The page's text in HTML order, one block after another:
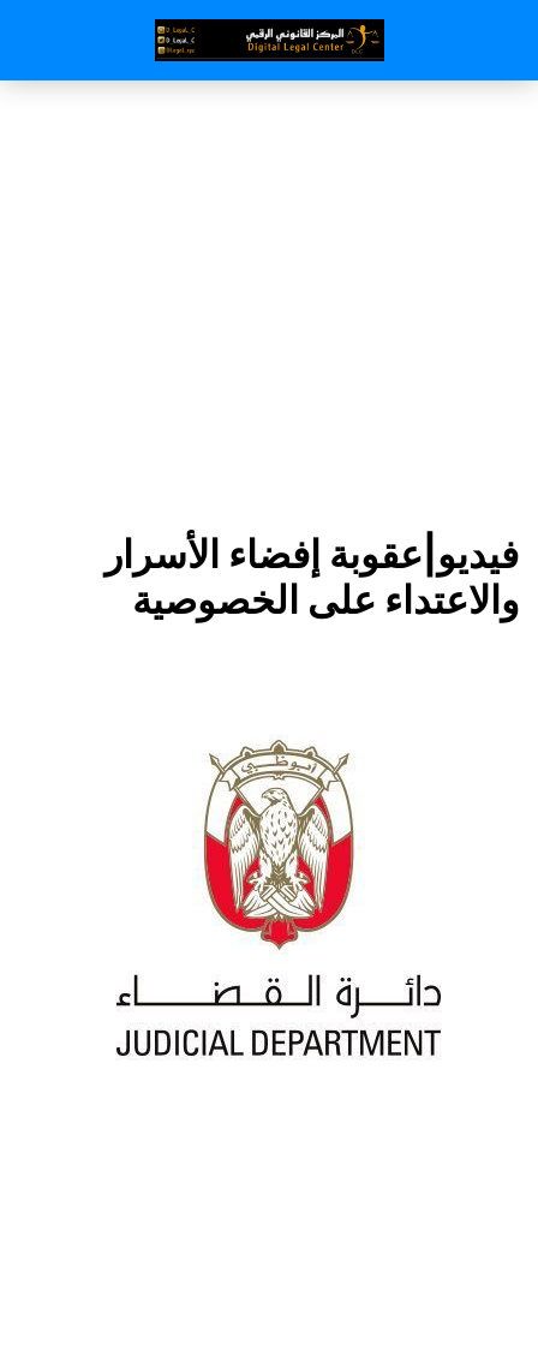
فيديو|عقوبة إفضاء الأسرار
والاعتداء على الخصوصية